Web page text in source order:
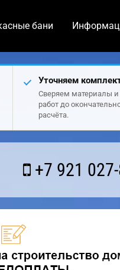
бани
Уточняем
Сверяем материалы и
работ до
расчёта.
+7 921